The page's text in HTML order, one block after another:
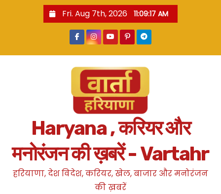
Fri. Aug 7th, 2026 11:09:18 AM
Haryana , करियर और
मनोरंजन की ख़बरें - Vartahr
हरियाणा, देश विदेश, करियर, खेल, बाजार और मनोरंजन
की ख़बरें